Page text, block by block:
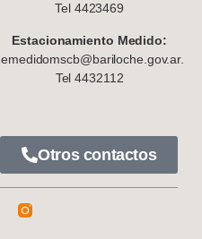
Tel 4423469
Estacionamiento Medido:
emedidomscb@bariloche.gov.ar.
Tel 4432112
Otros contactos